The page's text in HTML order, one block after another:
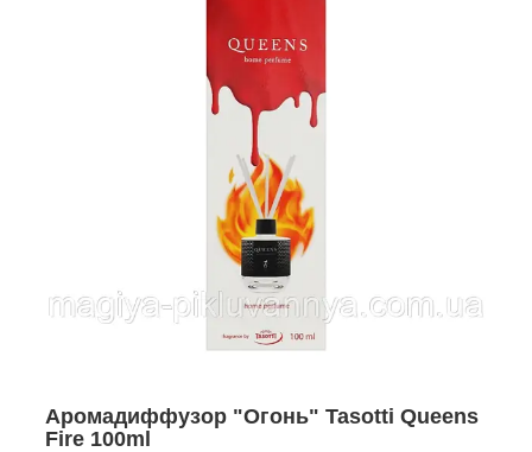
Аромадиффузор "Огонь" Tasotti Queens
Fire 100ml